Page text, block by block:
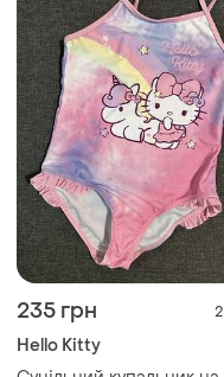
235 грн 2
Hello Kitty